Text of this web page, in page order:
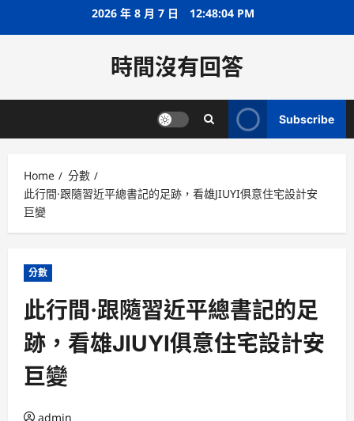
2026 年 8 月 7 日 12:48:05 PM
時間沒有回答
Subscribe
Home
分數
此行間·跟隨習近平總書記的足跡，看雄JIUYI俱意住宅設計安
巨變
分數
此行間·跟隨習近平總書記的足
跡，看雄JIUYI俱意住宅設計安
巨變
admin